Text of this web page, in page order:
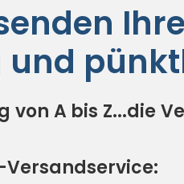
von A bis Z...die
Versandservice: